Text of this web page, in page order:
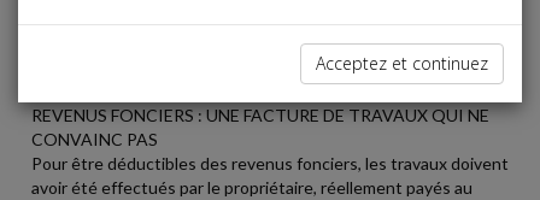
REVENUS FONCIERS : UNE FACTURE DE TRAVAUX QUI NE
CONVAINC PAS
Pour être déductibles des revenus fonciers, les travaux doivent
avoir été effectués par le propriétaire, réellement payés au
Acceptez et continuez